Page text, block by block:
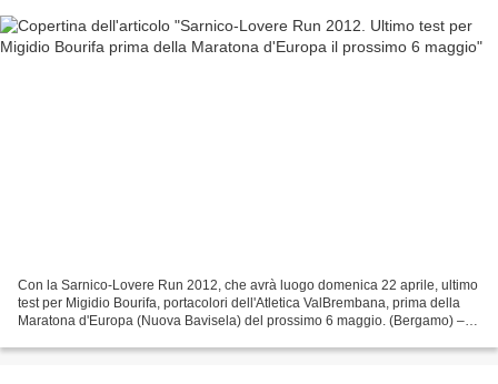
Con la Sarnico-Lovere Run 2012, che avrà luogo domenica 22 aprile, ultimo
test per Migidio Bourifa, portacolori dell'Atletica ValBrembana, prima della
Maratona d'Europa (Nuova Bavisela) del prossimo 6 maggio. (Bergamo) –